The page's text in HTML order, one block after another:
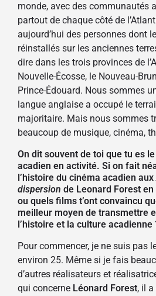
monde, avec des communautés
partout de chaque côté de
aujourd’hui des personnes dont
réinstallés sur les anciennes
dire dans les trois provinces de
Nouvelle-Écosse, le Nouveau-
Prince-Édouard. Nous sommes
langue anglaise a occupé le
majoritaire. Mais nous sommes
beaucoup de musique, cinéma,
On dit souvent de toi que tu es
acadien en activité. Si on fait
l’histoire du cinéma acadien aux
dispersion de Leonard Forest en
ou quels films t’ont convaincu
meilleur moyen de transmettre
l’histoire et la culture acadienne
Pour commencer, je ne suis pas
environ 25. Même si je fais
d’autres réalisateurs et
qui concerne Léonard Forest, il